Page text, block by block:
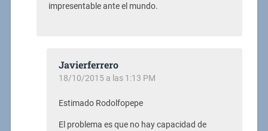
impresentable ante el mundo.
Javierferrero
18/10/2015 a las 1:13 PM
Estimado Rodolfopepe
El problema es que no hay capacidad de